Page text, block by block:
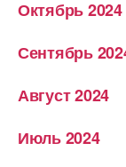
Октябрь 2024
Сентябрь
Август 2024
Июль 2024